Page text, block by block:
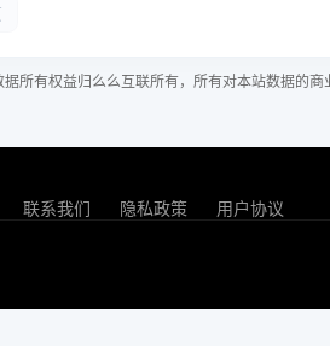
所有权益归么么互联所有，所有对本站数据的商
联系我们 隐私政策 用户协议